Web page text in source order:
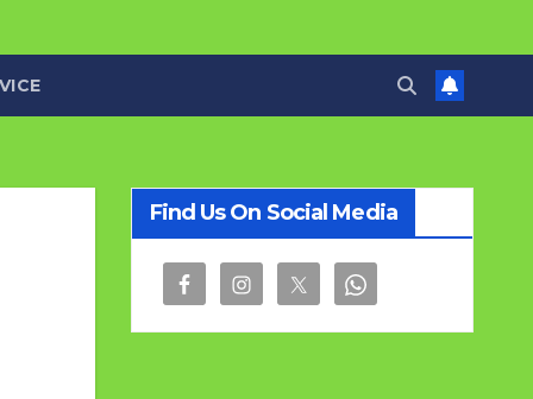
Find Us On Social Media